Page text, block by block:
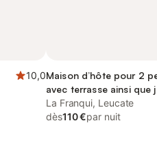
10,0Maison d’hôte pour 2
avec terrasse ainsi que
vue, animaux acceptés
La Franqui, Leucate
dès110 €par nuit